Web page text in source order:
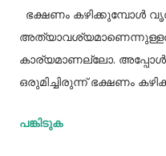
ഭക്ഷണം കഴിക്കുമ്പോൾ
കാര്യമാണല്ലോ.
ഒരുമിച്ചിരുന്ന് ഭക്ഷണം
ശ്രദ്ധിക്കേണ്ട ചില
പങ്കിടുക